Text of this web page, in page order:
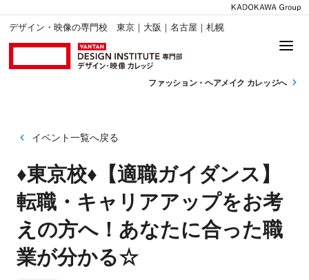
デザイン・映像の専門校 東京｜大阪｜名古屋｜札幌
ファッション・ ヘアメイク カレッジへ
イベント一覧へ戻る
♦東京校♦【適職ガイダンス】
転職・キャリアアップをお考
えの方へ！あなたに合った職
業が分かる☆